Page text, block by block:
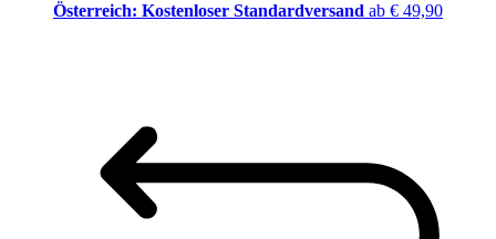
Österreich: Kostenloser Standardversand ab € 49,90